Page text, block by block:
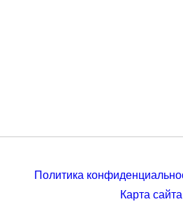
Политика
Карта сайта